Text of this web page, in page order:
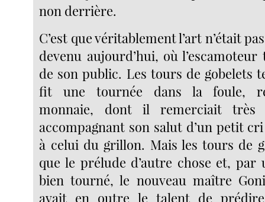
non derrière.
C’est que véritablement l’art n’était
devenu aujourd’hui, où
de son public. Les tours de gobelets
fit une tournée dans la foule,
monnaie, dont il remerciait très
accompagnant son salut d’un petit
à celui du grillon. Mais les tours de
que le prélude d’autre chose et,
bien tourné, le nouveau maître
avait en outre le talent de